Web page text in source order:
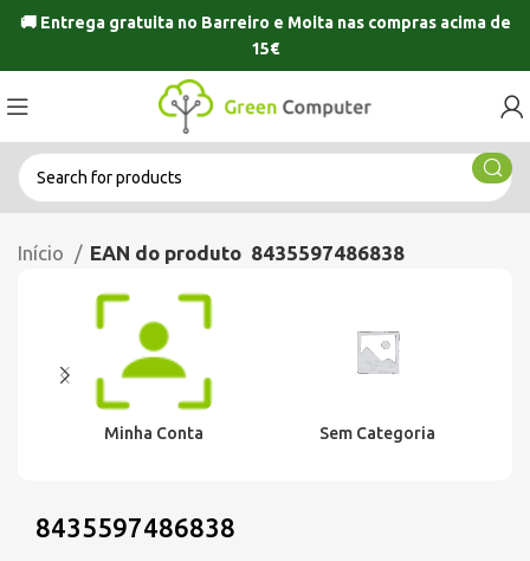
🚚 Entrega gratuita no Barreiro e Moitanas compras acima de
15€
Início EAN do produto 8435597486838
Minha Conta Sem Categoria
8435597486838